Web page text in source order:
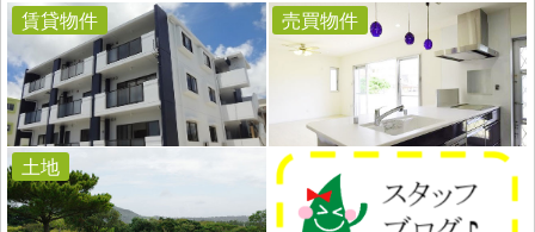
賃貸物件 売買物件
土地